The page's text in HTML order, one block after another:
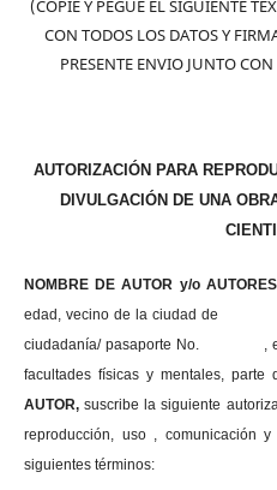
(COPIE Y PEGUE EL SIGUIENTE
CON TODOS LOS DATOS Y
PRESENTE ENVIO JUNTO
AUTORIZACIÓN PARA
DIVULGACIÓN DE UNA
NOMBRE DE AUTOR y/o
edad, vecino de la ciudad
ciudadanía/ pasaporte No.
facultades físicas y mentales, parte
AUTOR,suscribe la siguiente
reproducción, uso , comunicación
siguientes términos: